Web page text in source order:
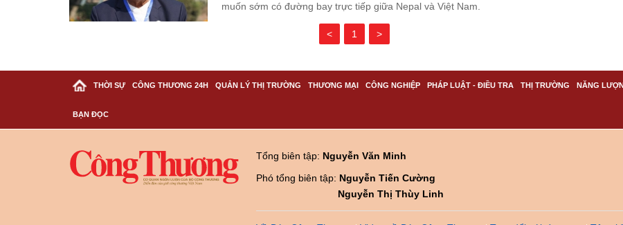
muốn sớm có đường bay trực tiếp giữa Nepal và Việt Nam.
< 1 >
THỜI SỰ CÔNG THƯƠNG 24H QUẢN LÝ THỊ TRƯỜNG THƯƠNG MẠI CÔNG NGHIỆP PHÁP LUẬT - ĐIỀU TRA THỊ TRƯỜNG NĂNG
BẠN ĐỌC
Tổng biên tập: Nguyễn Văn Minh
Phó tổng biên tập: Nguyễn Tiến Cường
Nguyễn Thị Thùy Linh